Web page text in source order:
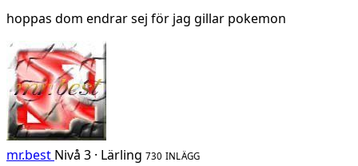
hoppas dom endrar sej för jag gillar pokemon
mr.best Nivå 3 · Lärling 730 INLÄGG